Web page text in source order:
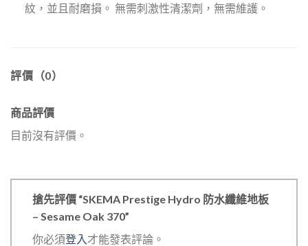
紋，並且耐磨損。 無需刺激性清潔劑，無需維護。
評價（0）
商品評價
目前沒有評價。
搶先評價 “SKEMA Prestige Hydro 防水纖維地板
– Sesame Oak 370”
你必須登入 才能發表評論。